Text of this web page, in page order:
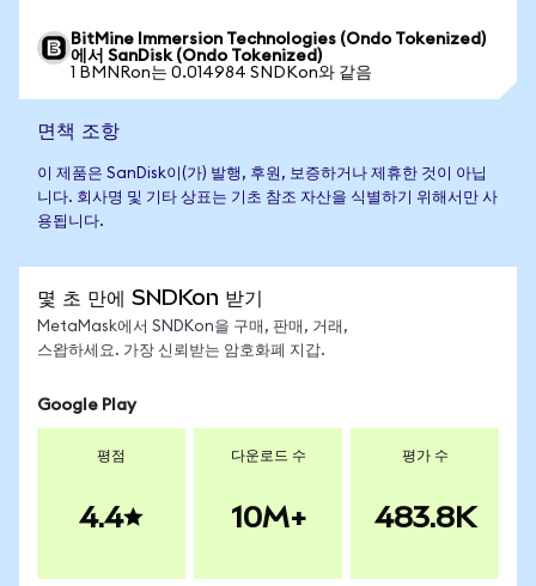
BitMine Immersion Technologies (Ondo Tokenized)
에서 SanDisk (Ondo Tokenized)
1 BMNRon는 0.014984 SNDKon와 같음
면책 조항
이 제품은 SanDisk이(가) 발행, 후원, 보증하거나 제휴한 것이 아닙
니다. 회사명 및 기타 상표는 기초 참조 자산을 식별하기 위해서만 사
용됩니다.
몇 초 만에 SNDKon 받기
MetaMask에서 SNDKon을 구매, 판매, 거래,
스왑하세요. 가장 신뢰받는 암호화폐 지갑.
Google Play
평점
4.4
다운로드 수
10M+
평가 수
483.8K